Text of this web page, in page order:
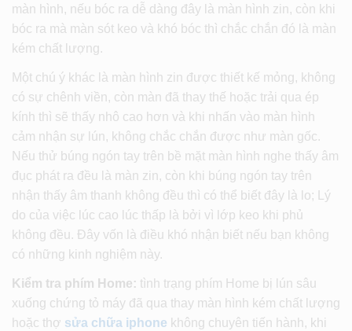
màn hình, nếu bóc ra dễ dàng đây là màn hình zin, còn khi
bóc ra mà màn sót keo và khó bóc thì chắc chắn đó là màn
kém chất lượng.
Một chú ý khác là màn hình zin được thiết kế mỏng, không
có sự chênh viền, còn màn đã thay thế hoặc trải qua ép
kính thì sẽ thấy nhô cao hơn và khi nhấn vào màn hình
cảm nhận sự lún, không chắc chắn được như màn gốc.
Nếu thử búng ngón tay trên bề mặt màn hình nghe thấy âm
đục phát ra đều là màn zin, còn khi búng ngón tay trên
nhận thấy âm thanh không đều thì có thể biết đây là lo; Lý
do của việc lúc cao lúc thấp là bởi vì lớp keo khi phủ
không đều. Đây vốn là điều khó nhận biết nếu bạn không
có những kinh nghiệm này.
Kiểm tra phím Home: tình trạng phím Home bị lún sâu
xuống chứng tỏ máy đã qua thay màn hình kém chất lượng
hoặc thợ sửa chữa iphone không chuyên tiến hành, khi